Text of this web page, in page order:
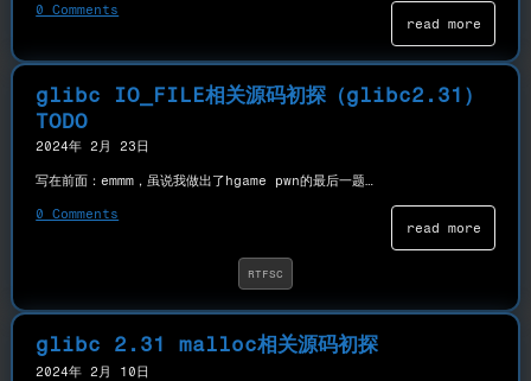
0 Comments
read more
glibc IO_FILE相关源码初探（glibc2.31）
TODO
2024年 2月 23日
写在前面：emmm，虽说我做出了hgame pwn的最后一题…
0 Comments
read more
RTFSC
glibc 2.31 malloc相关源码初探
2024年 2月 10日